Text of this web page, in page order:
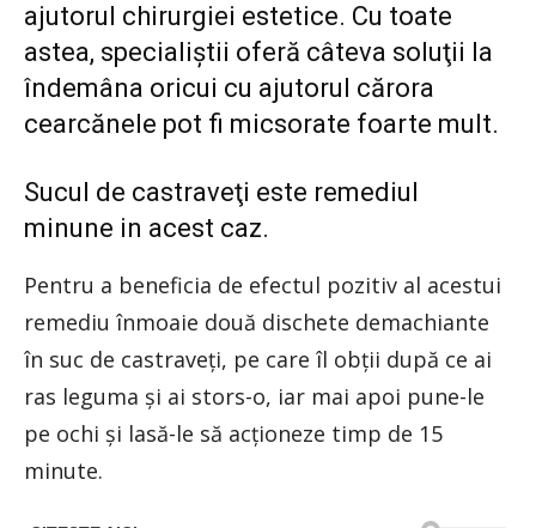
ajutorul chirurgiei estetice. Cu toate
astea, specialiştii oferă câteva soluţii la
îndemâna oricui cu ajutorul cărora
cearcănele pot fi micsorate foarte mult.
Sucul de castraveţi este remediul
minune in acest caz.
Pentru a beneficia de efectul pozitiv al acestui
remediu înmoaie două dischete demachiante
în suc de castraveţi, pe care îl obţii după ce ai
ras leguma şi ai stors-o, iar mai apoi pune-le
pe ochi şi lasă-le să acţioneze timp de 15
minute.